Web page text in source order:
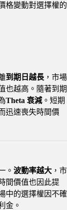
格變動對選擇權的
到期日越長 ，市場
也越高。隨著到期
Theta 衰減。短期
迅速喪失時間價
。 波動率越大 ，市
間價值也因此提
中的選擇權因不確
金。